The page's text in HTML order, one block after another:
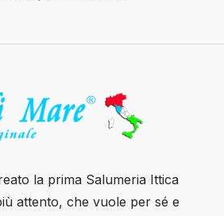
la prima Salumeria Ittica
attento, che vuole per sé e